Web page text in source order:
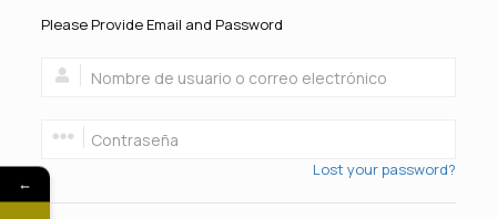
Please Provide Email and Password
Lost your password?
←